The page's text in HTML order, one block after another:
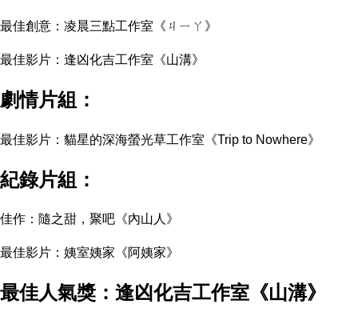
最佳創意：凌晨三點工作室《ㄐㄧㄚ》
最佳影片：逢凶化吉工作室《山溝》
劇情片組：
最佳影片：貓星的深海螢光草工作室《Trip to Nowhere》
紀錄片組：
佳作：隨之甜，聚吧《內山人》
最佳影片：姨室姨家《阿姨家》
最佳人氣獎：逢凶化吉工作室《山溝》